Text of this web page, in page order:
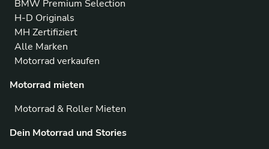
BMW Premium Selection
H-D Originals
MH Zertifiziert
Alle Marken
Motorrad verkaufen
Motorrad mieten
Motorrad & Roller Mieten
Dein Motorrad und Stories